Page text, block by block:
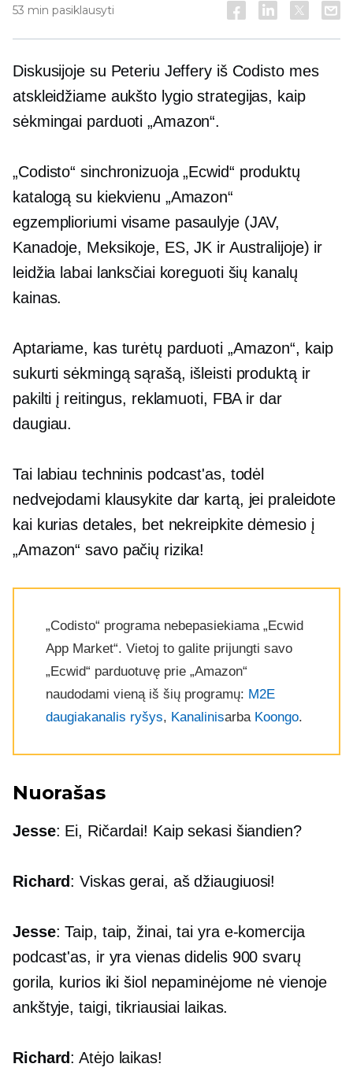
53 min pasiklausyti
Diskusijoje su Peteriu Jeffery iš Codisto mes
atskleidžiame aukšto lygiostrategijas, kaip
sėkmingai parduoti „Amazon“.
„Codisto“ sinchronizuoja „Ecwid“ produktų
katalogą su kiekvienu „Amazon“
egzemplioriumi visame pasaulyje (JAV,
Kanadoje, Meksikoje, ES, JK ir Australijoje) ir
leidžia labai lanksčiai koreguoti šių kanalų
kainas.
Aptariame, kas turėtų parduoti „Amazon“, kaip
sukurti sėkmingą sąrašą, išleisti produktą ir
pakilti į reitingus, reklamuoti, FBA ir dar
daugiau.
Tai labiau techninis podcast'as, todėl
nedvejodami klausykite dar kartą, jei praleidote
kai kurias detales, bet nekreipkite dėmesio į
„Amazon“ savo pačių rizika!
„Codisto“ programa nebepasiekiama „Ecwid
App Market“. Vietoj to galite prijungti savo
„Ecwid“ parduotuvę prie „Amazon“
naudodami vieną iš šių programų: M2E
daugiakanalis ryšys, Kanalinisarba Koongo.
Nuorašas
Jesse: Ei, Ričardai! Kaip sekasi šiandien?
Richard: Viskas gerai, aš džiaugiuosi!
Jesse: Taip, taip, žinai, tai yra e-komercija
podcast'as, ir yra vienas didelis 900 svarų
gorila, kurios iki šiol nepaminėjome nė vienoje
ankštyje, taigi, tikriausiai laikas.
Richard: Atėjo laikas!